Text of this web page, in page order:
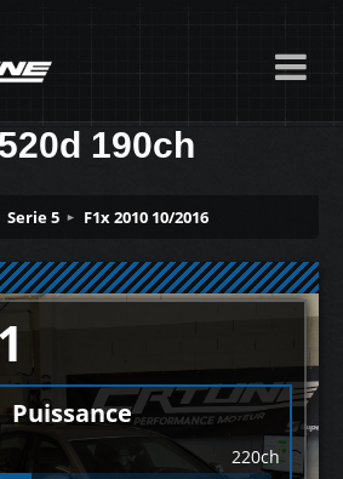
190ch
Serie 5 F1x 2010 10/2016
Puissance
220ch